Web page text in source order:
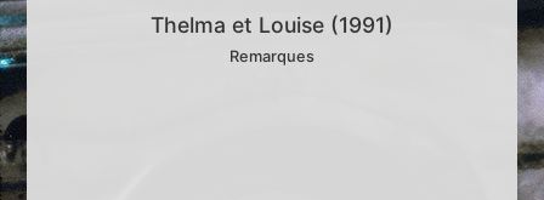
Thelma et Louise (1991)
Remarques